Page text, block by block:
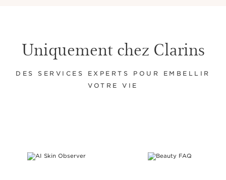
Uniquement chez Clarins
DES SERVICES EXPERTS POUR EMBELLIR
VOTRE VIE